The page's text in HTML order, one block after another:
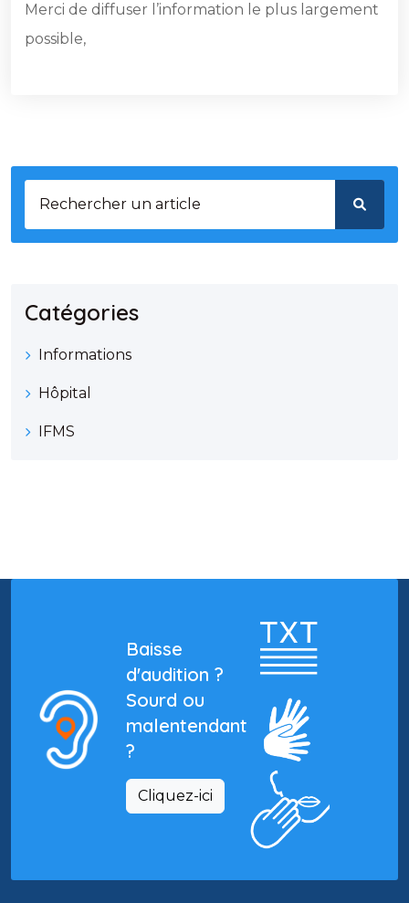
Merci de diffuser l’information le plus largement
possible,
Catégories
Informations
Hôpital
IFMS
Baisse
d'audition ?
Sourd ou
malentendant
?
Cliquez-ici